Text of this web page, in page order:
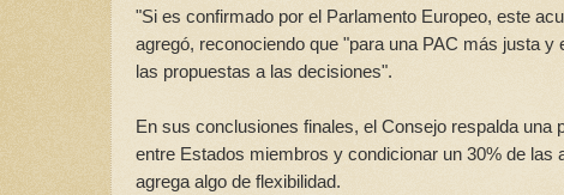
"Si es confirmado por el Parlamento Europeo, este
agregó, reconociendo que "para una PAC más justa
las propuestas a las decisiones".
En sus conclusiones finales, el Consejo respalda
entre Estados miembros y condicionar un 30% de
agrega algo de flexibilidad.